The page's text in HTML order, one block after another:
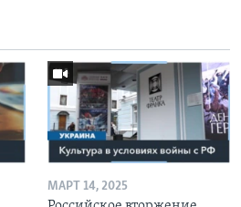
МАРТ 14, 2025